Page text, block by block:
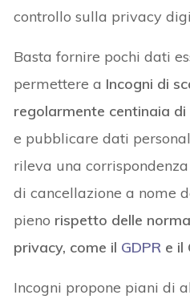
controllo sulla privacy
Basta fornire pochi dati
permettere a Incogni di
regolarmente centinaia di
e pubblicare dati
rileva una
di cancellazione a nome
pieno rispetto delle
privacy, come il GDPR e il
Incogni propone piani di